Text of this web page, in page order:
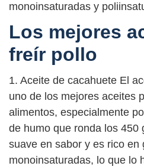
monoinsaturadas y
Los mejores
freír pollo
1. Aceite de cacahuete El
uno de los mejores aceites
alimentos, especialmente
de humo que ronda los 450
suave en sabor y es rico en
monoinsaturadas, lo que lo